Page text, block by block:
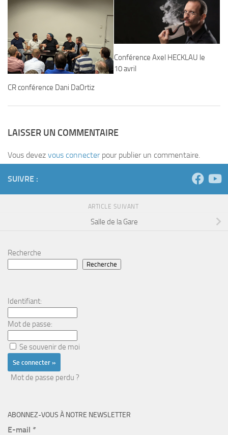
CR conférence Dani DaOrtiz
Conférence Axel HECKLAU le
10 avril
LAISSER UN COMMENTAIRE
Vous devez vous connecterpour publier un commentaire.
SUIVRE :
ARTICLE SUIVANT
Salle de la Gare
Recherche
Recherche
Identifiant:
Mot de passe:
Se souvenir de moi
Mot de passe perdu ?
ABONNEZ-VOUS À NOTRE NEWSLETTER
E-mail *